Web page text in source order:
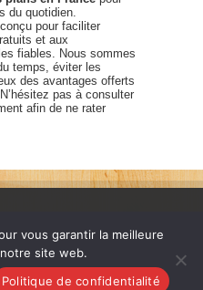
du quotidien.
pour faciliter
et aux
fiables. Nous sommes
temps, éviter les
des avantages offerts
pas à consulter
afin de ne rater
2026. Tous les droits sont
vous garantir la meilleure
site web.
Politique de confidentialité